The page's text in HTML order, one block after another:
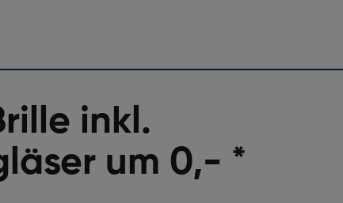
inkl.
um 0,- *